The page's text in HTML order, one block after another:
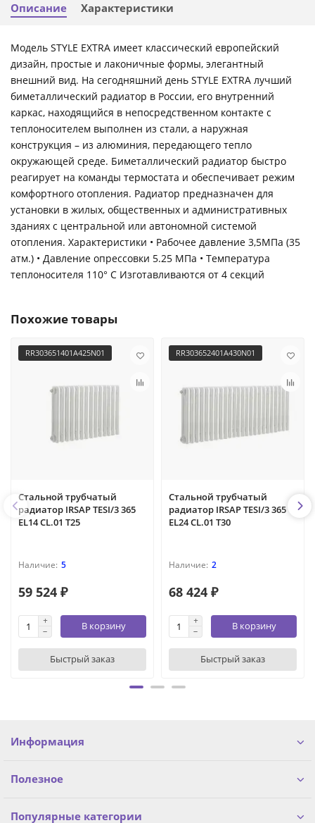
Описание Характеристики
Модель STYLE EXTRA имеет классический европейский
дизайн, простые и лаконичные формы, элегантный
внешний вид. На сегодняшний день STYLE EXTRA лучший
биметаллический радиатор в России, его внутренний
каркас, находящийся в непосредственном контакте с
теплоносителем выполнен из стали, а наружная
конструкция – из алюминия, передающего тепло
окружающей среде. Биметаллический радиатор быстро
реагирует на команды термостата и обеспечивает режим
комфортного отопления. Радиатор предназначен для
установки в жилых, общественных и административных
зданиях с центральной или автономной системой
отопления. Характеристики • Рабочее давление 3,5МПа (35
атм.) • Давление опрессовки 5.25 МПа • Температура
теплоносителя 110° С Изготавливаются от 4 секций
Похожие товары
RR303651401A425N01
Стальной трубчатый
радиатор IRSAP TESI/3 365
EL14 CL.01 T25
5
59 524 ₽
В корзину
Быстрый заказ
RR303652401A430N01
Стальной трубчатый
радиатор IRSAP TESI/3 365
EL24 CL.01 T30
2
68 424 ₽
В корзину
Быстрый заказ
Информация
Полезное
Популярные категории